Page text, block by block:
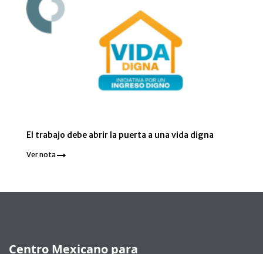
El trabajo debe abrir la puerta a una vida digna
Ver nota
Centro Mexicano para